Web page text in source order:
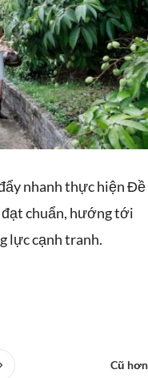
nhanh thực hiện Đề
đạt chuẩn, hướng tới
lực cạnh tranh.
Cũ hơn